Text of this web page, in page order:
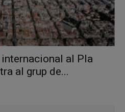
al Pla
al grup de...